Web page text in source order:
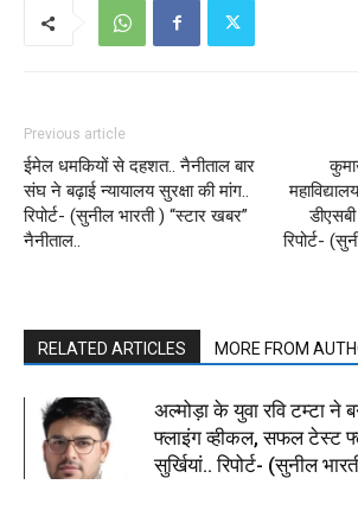
Previous article
ईमेल धमकियों से दहशत.. नैनीताल बार
संघ ने बढ़ाई न्यायालय सुरक्षा की मांग..
रिपोर्ट- (सुनील भारती ) “स्टार खबर”
नैनीताल..
रिपोर्ट-
RELATED ARTICLES MORE FROM
अल्मोड़ा के युवा रवि टम्टा ने
फ्लाइंग व्हीकल, सफल टेस्ट
सुर्खियां.. रिपोर्ट- (सुनील